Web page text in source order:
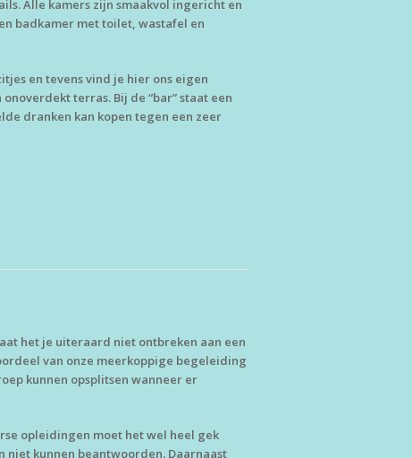
Alle kamers zijn smaakvol ingericht en
badkamer met toilet, wastafel en
en tevens vind je hier ons eigen
terras. Bij de “bar” staat een
dranken kan kopen tegen een zeer
het je uiteraard niet ontbreken aan een
van onze meerkoppige begeleiding
kunnen opsplitsen wanneer er
opleidingen moet het wel heel gek
kunnen beantwoorden. Daarnaast